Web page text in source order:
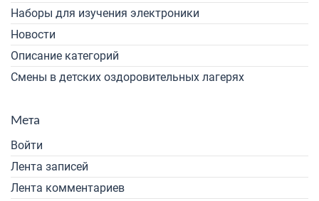
Наборы для изучения электроники
Новости
Описание категорий
Смены в детских оздоровительных лагерях
Мета
Войти
Лента записей
Лента комментариев